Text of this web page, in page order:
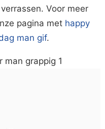
Voor meer
pagina met happy
man gif.
man grappig 1